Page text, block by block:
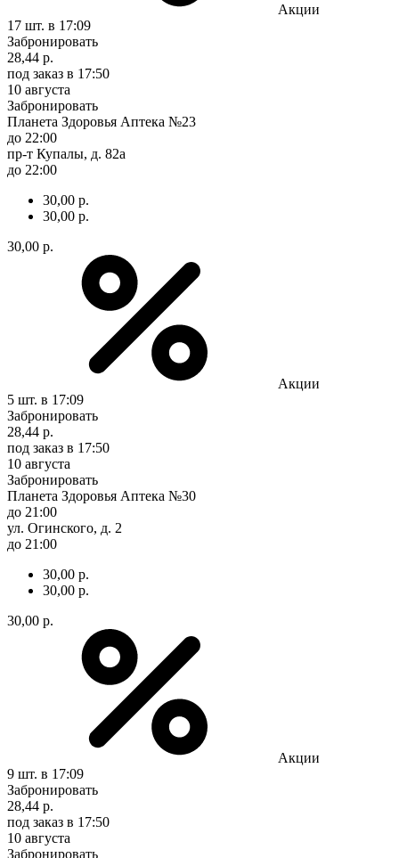
Акции
17 шт. в 17:09
Забронировать
28,44 р.
под заказ в 17:50
10 августа
Забронировать
Планета Здоровья Аптека №23
до 22:00
пр-т Купалы, д. 82а
до 22:00
30,00 р.
30,00 р.
30,00 р.
Акции
5 шт. в 17:09
Забронировать
28,44 р.
под заказ в 17:50
10 августа
Забронировать
Планета Здоровья Аптека №30
до 21:00
ул. Огинского, д. 2
до 21:00
30,00 р.
30,00 р.
30,00 р.
Акции
9 шт. в 17:09
Забронировать
28,44 р.
под заказ в 17:50
10 августа
Забронировать